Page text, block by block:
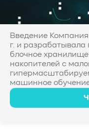
Введение
г. и
блочное
накопителей с
машинное